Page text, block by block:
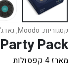
קטגוריות: Moodo
,
Pack
מארז 4 קפסולות